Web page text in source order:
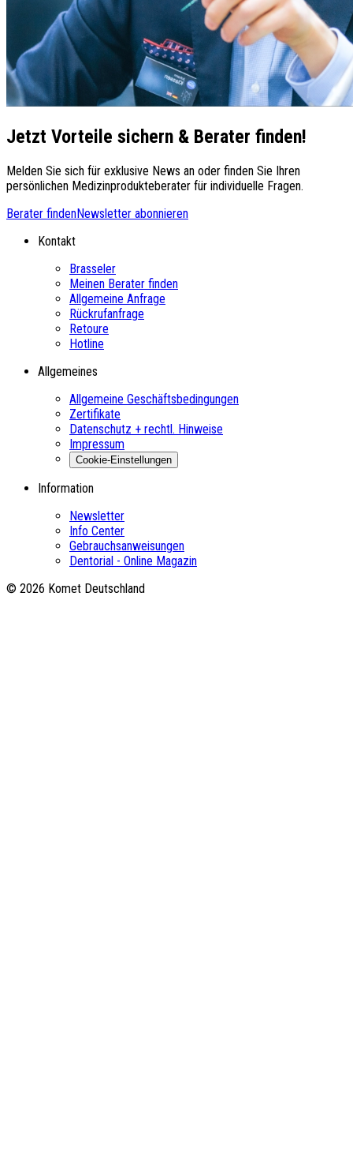
Jetzt Vorteile sichern & Berater finden!
Melden Sie sich für exklusive News an oder finden Sie Ihren
persönlichen Medizinprodukteberater für individuelle Fragen.
Berater findenNewsletter abonnieren
Kontakt
Brasseler
Meinen Berater finden
Allgemeine Anfrage
Rückrufanfrage
Retoure
Hotline
Allgemeines
Allgemeine Geschäftsbedingungen
Zertifikate
Datenschutz + rechtl. Hinweise
Impressum
Cookie-Einstellungen
Information
Newsletter
Info Center
Gebrauchsanweisungen
Dentorial - Online Magazin
© 2026 Komet Deutschland